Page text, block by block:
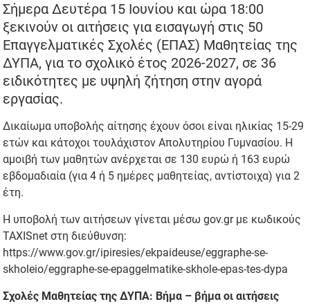
Σήμερα Δευτέρα 15 Ιουνίου και ώρα 18:00
ξεκινούν οι αιτήσεις για εισαγωγή στις 50
Επαγγελματικές Σχολές (ΕΠΑΣ) Μαθητείας της
ΔΥΠΑ, για το σχολικό έτος 2026-2027, σε 36
ειδικότητες με υψηλή ζήτηση στην αγορά
εργασίας.
Δικαίωμα υποβολής αίτησης έχουν όσοι είναι ηλικίας 15-29
ετών και κάτοχοι τουλάχιστον Απολυτηρίου Γυμνασίου. Η
αμοιβή των μαθητών ανέρχεται σε 130 ευρώ ή 163 ευρώ
εβδομαδιαία (για 4 ή 5 ημέρες μαθητείας, αντίστοιχα) για 2
έτη.
Η υποβολή των αιτήσεων γίνεται μέσω gov.gr με κωδικούς
TAXISnet στη διεύθυνση:
https://www.gov.gr/ipiresies/ekpaideuse/eggraphe-se-
skholeio/eggraphe-se-epaggelmatike-skhole-epas-tes-dypa
Σχολές Μαθητείας της ΔΥΠΑ: Βήμα – βήμα οι αιτήσεις